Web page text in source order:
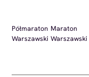
Półmaraton
Warszawski
Maraton
Warszawski